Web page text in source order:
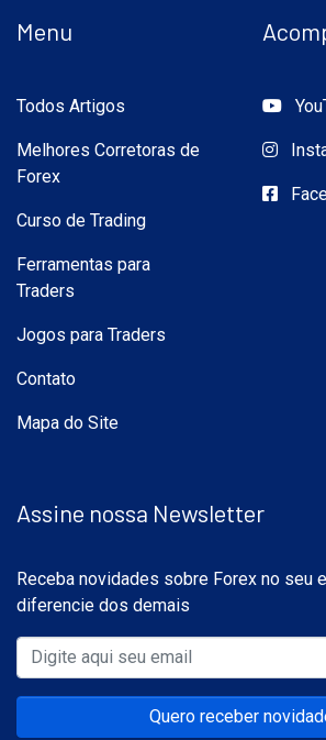
Menu
Todos Artigos
Melhores Corretoras de
Forex
Curso de Trading
Ferramentas para
Traders
Jogos para Traders
Contato
Mapa do Site
Assine nossa Newsletter
Receba novidades sobre Forex no seu
diferencie dos demais
Quero receber